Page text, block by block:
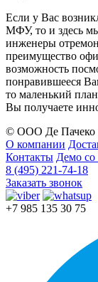
Если у Вас
МФУ, то и здесь
инженеры
преимущество
возможность
понравившееся
то маленький
Вы получаете
© ООО Де Пачеко
О компании
Контакты Демо со
8 (495) 221-74-18
Заказать звонок
+7 985 135 30 75